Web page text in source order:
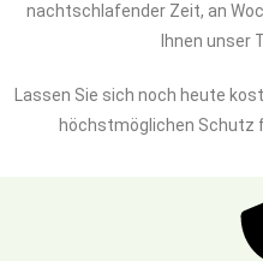
nachtschlafender Zeit, an
Ihnen unser
Lassen Sie sich noch heute
höchstmöglichen Schutz